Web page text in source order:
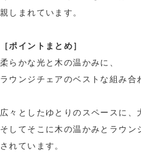
親しまれています。
［ポイントまとめ］
柔らかな光と木の温かみに、
ラウンジチェアのベストな組み合
広々としたゆとりのスペースに
そしてそこに木の温かみとラウ
されています。